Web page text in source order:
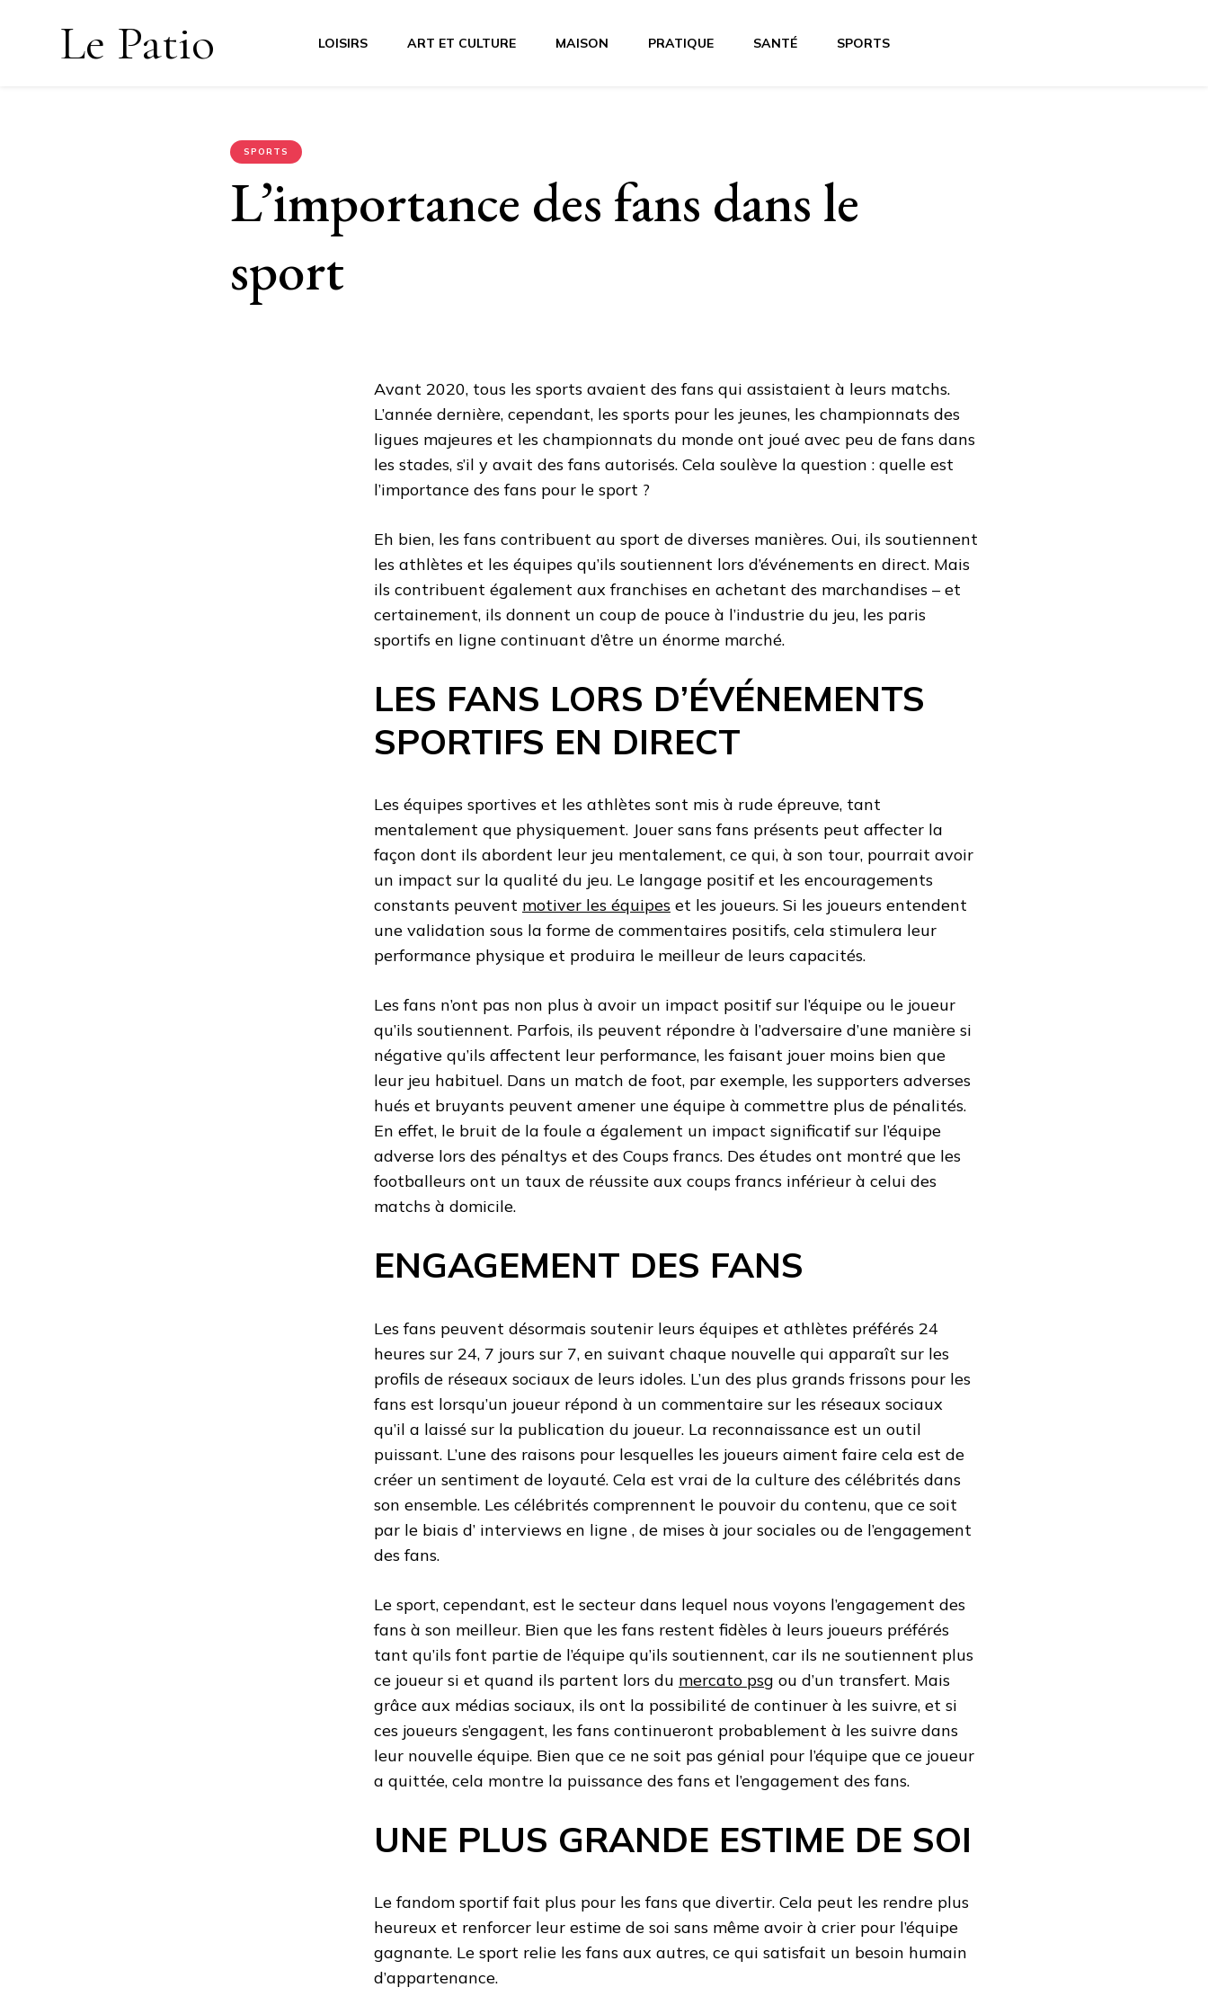
Le Patio LOISIRS ART ET CULTURE MAISON PRATIQUE SANTÉ SPORTS
SPORTS
L’importance des fans dans le
sport
Avant 2020, tous les sports avaient des fans qui assistaient à leurs matchs.
L’année dernière, cependant, les sports pour les jeunes, les championnats des
ligues majeures et les championnats du monde ont joué avec peu de fans dans
les stades, s’il y avait des fans autorisés. Cela soulève la question : quelle est
l’importance des fans pour le sport ?
Eh bien, les fans contribuent au sport de diverses manières. Oui, ils soutiennent
les athlètes et les équipes qu’ils soutiennent lors d’événements en direct. Mais
ils contribuent également aux franchises en achetant des marchandises – et
certainement, ils donnent un coup de pouce à l’industrie du jeu, les paris
sportifs en ligne continuant d’être un énorme marché.
LES FANS LORS D’ÉVÉNEMENTS
SPORTIFS EN DIRECT
Les équipes sportives et les athlètes sont mis à rude épreuve, tant
mentalement que physiquement. Jouer sans fans présents peut affecter la
façon dont ils abordent leur jeu mentalement, ce qui, à son tour, pourrait avoir
un impact sur la qualité du jeu. Le langage positif et les encouragements
constants peuvent motiver les équipes et les joueurs. Si les joueurs entendent
une validation sous la forme de commentaires positifs, cela stimulera leur
performance physique et produira le meilleur de leurs capacités.
Les fans n’ont pas non plus à avoir un impact positif sur l’équipe ou le joueur
qu’ils soutiennent. Parfois, ils peuvent répondre à l’adversaire d’une manière si
négative qu’ils affectent leur performance, les faisant jouer moins bien que
leur jeu habituel. Dans un match de foot, par exemple, les supporters adverses
hués et bruyants peuvent amener une équipe à commettre plus de pénalités.
En effet, le bruit de la foule a également un impact significatif sur l’équipe
adverse lors des pénaltys et des Coups francs. Des études ont montré que les
footballeurs ont un taux de réussite aux coups francs inférieur à celui des
matchs à domicile.
ENGAGEMENT DES FANS
Les fans peuvent désormais soutenir leurs équipes et athlètes préférés 24
heures sur 24, 7 jours sur 7, en suivant chaque nouvelle qui apparaît sur les
profils de réseaux sociaux de leurs idoles. L’un des plus grands frissons pour les
fans est lorsqu’un joueur répond à un commentaire sur les réseaux sociaux
qu’il a laissé sur la publication du joueur. La reconnaissance est un outil
puissant. L’une des raisons pour lesquelles les joueurs aiment faire cela est de
créer un sentiment de loyauté. Cela est vrai de la culture des célébrités dans
son ensemble. Les célébrités comprennent le pouvoir du contenu, que ce soit
par le biais d’ interviews en ligne , de mises à jour sociales ou de l’engagement
des fans.
Le sport, cependant, est le secteur dans lequel nous voyons l’engagement des
fans à son meilleur. Bien que les fans restent fidèles à leurs joueurs préférés
tant qu’ils font partie de l’équipe qu’ils soutiennent, car ils ne soutiennent plus
ce joueur si et quand ils partent lors du mercato psg ou d’un transfert. Mais
grâce aux médias sociaux, ils ont la possibilité de continuer à les suivre, et si
ces joueurs s’engagent, les fans continueront probablement à les suivre dans
leur nouvelle équipe. Bien que ce ne soit pas génial pour l’équipe que ce joueur
a quittée, cela montre la puissance des fans et l’engagement des fans.
UNE PLUS GRANDE ESTIME DE SOI
Le fandom sportif fait plus pour les fans que divertir. Cela peut les rendre plus
heureux et renforcer leur estime de soi sans même avoir à crier pour l’équipe
gagnante. Le sport relie les fans aux autres, ce qui satisfait un besoin humain
d’appartenance.